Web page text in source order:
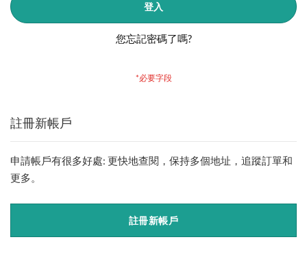
登入
您忘記密碼了嗎?
註冊新帳戶
申請帳戶有很多好處: 更快地查閱，保持多個地址，追蹤訂單和
更多。
註冊新帳戶